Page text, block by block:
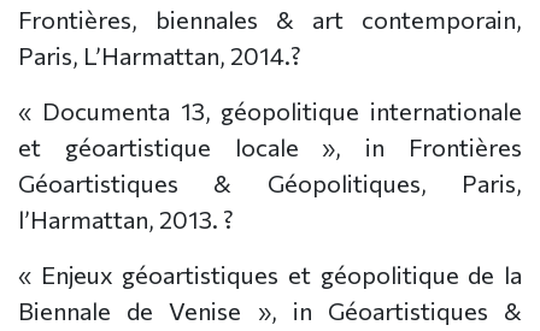
Frontières, biennales & art contemporain,
Paris, L’Harmattan, 2014.?
« Documenta 13, géopolitique internationale
et géoartistique locale », in Frontières
Géoartistiques & Géopolitiques, Paris,
l’Harmattan, 2013. ?
« Enjeux géoartistiques et géopolitique de la
Biennale de Venise », in Géoartistiques &